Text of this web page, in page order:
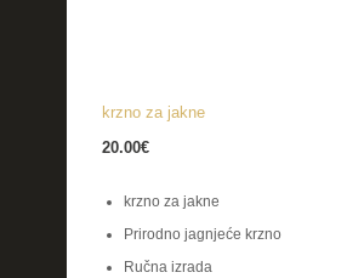
krzno za jakne
20.00€
krzno za jakne
Prirodno jagnjeće krzno
Ručna izrada